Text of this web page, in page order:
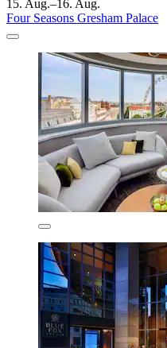
15. Aug.–16. Aug.
Four Seasons Gresham Palace